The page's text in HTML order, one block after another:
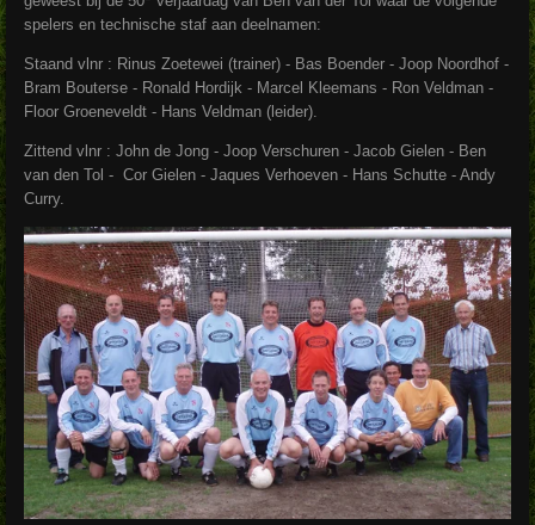
spelers en technische staf aan deelnamen:
Staand vlnr : Rinus Zoetewei (trainer) - Bas Boender - Joop Noordhof -
Bram Bouterse - Ronald Hordijk - Marcel Kleemans - Ron Veldman -
Floor Groeneveldt - Hans Veldman (leider).
Zittend vlnr : John de Jong - Joop Verschuren - Jacob Gielen - Ben
van den Tol - Cor Gielen - Jaques Verhoeven - Hans Schutte - Andy
Curry.